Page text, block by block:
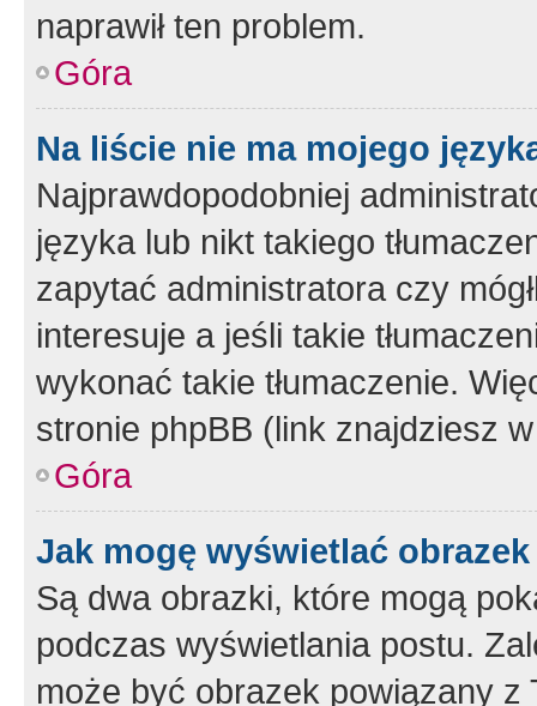
naprawił ten problem.
Góra
Na liście nie ma mojego
Najprawdopodobniej
języka lub nikt takiego
zapytać administratora czy
interesuje a jeśli takie
wykonać takie tłumaczenie.
stronie phpBB (link znajdziesz
Góra
Jak mogę wyświetlać
Są dwa obrazki, które mogą
podczas wyświetlania postu.
może być obrazek powiązany z